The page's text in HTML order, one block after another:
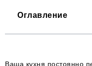
Оглавление
Ваша кухня постоянно